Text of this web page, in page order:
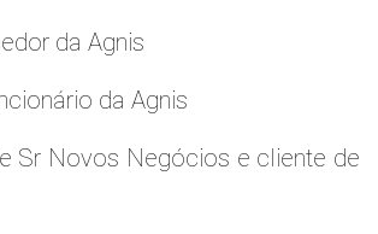
da Agnis
da Agnis
Sr Novos Negócios e cliente de